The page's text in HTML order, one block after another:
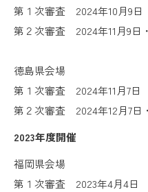
第１次審査 2024年10月9日
第２次審査 2024年11月9日
徳島県会場
第１次審査 2024年11月7日
第２次審査 2024年12月7
2023年度開催
福岡県会場
第１次審査 2023年4月4日